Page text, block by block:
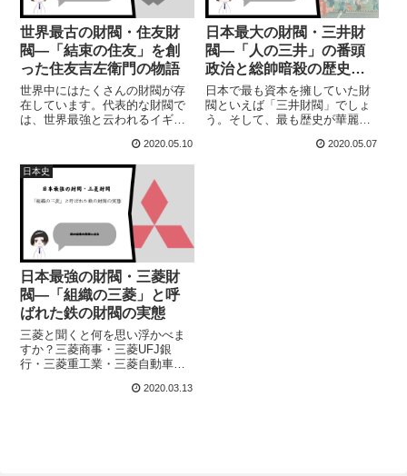
世界最古の財閥・住友財
閥―「結束の住友」を創
った住友吉左衛門の物語
世界中にはたくさんの財閥が存
在しています。代表的な財閥で
は、世界最強と云われるイギリ
財界を牛耳っていると云われる
アメリカのロックフェラー家世
界のスマフォ業界のトップに君
臨する韓国のサムスングループ
たった3行ですが...
2020.05.10
日本最大の財閥・三井財
閥―「人の三井」の番頭
政治と総帥暗殺の歴史を
紐解く
日本で最も資本を擁していた財
閥といえば「三井財閥」でしょ
う。そして、最も歴史が華麗で
思います。三井越後屋呉服店に
2020.05.07
日本史
日本最強の財閥・三菱財
閥―「組織の三菱」と呼
ばれた鉄の財閥の実態
三菱と聞くと何を思い浮かべま
すか？三菱商事・三菱UFJ銀
行・三菱重工業・三菱自動車・
多いのは三菱UFJ銀行と三菱自
2020.03.13